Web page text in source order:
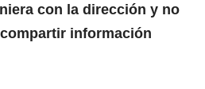
con la dirección y no
información